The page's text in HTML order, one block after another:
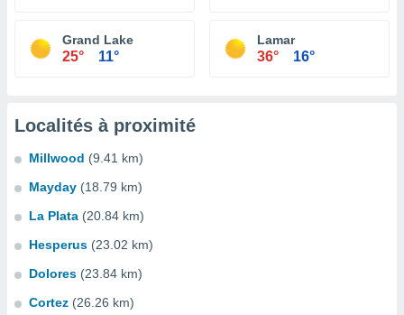
Grand Lake
25° 11°
Lamar
36° 16°
Localités à proximité
Millwood (9.41 km)
Mayday (18.79 km)
La Plata (20.84 km)
Hesperus (23.02 km)
Dolores (23.84 km)
Cortez (26.26 km)